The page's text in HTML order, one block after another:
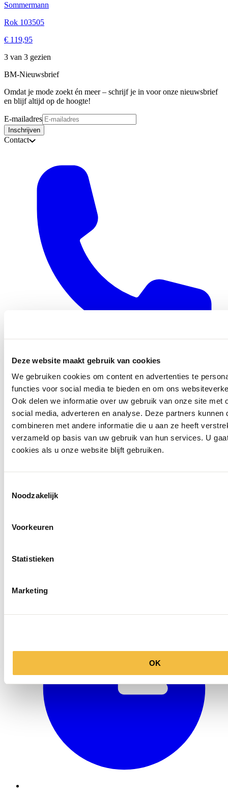
Deze website maakt gebruik van cookies
We gebruiken cookies om content en advertenties te
functies voor social media te bieden en om ons
Ook delen we informatie over uw gebruik van onze site met
social media, adverteren en analyse. Deze partners kunnen
combineren met andere informatie die u aan ze heeft
verzameld op basis van uw gebruik van hun services. U
cookies als u onze website blijft gebruiken.
Noodzakelijk
Voorkeuren
Statistieken
Marketing
OK
Sommermann
Rok 103505
€ 119,95
3 van 3 gezien
BM-Nieuwsbrief
Omdat je mode zoekt én meer – schrijf je in voor onze nieuwsbrief
en blijf altijd op de hoogte!
E-mailadres
Inschrijven
Contact
0416 - 39 12 30
WhatsApp